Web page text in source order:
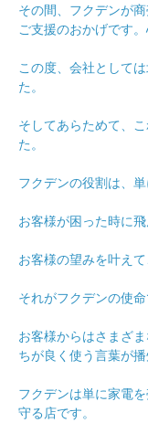
その間、フクデンが
ご支援のおかげです
この度、会社として
た。
そしてあらためて、
た。
フクデンの役割は、
お客様が困った時に
お客様の望みを叶え
それがフクデンの使命
お客様からはさまざ
ちが良く使う言葉が
フクデンは単に家電
守る店です。